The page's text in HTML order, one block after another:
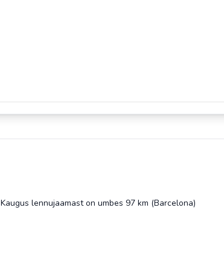
Kaugus lennujaamast on umbes 97 km (Barcelona)